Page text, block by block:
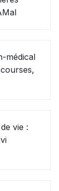
médical
vie :